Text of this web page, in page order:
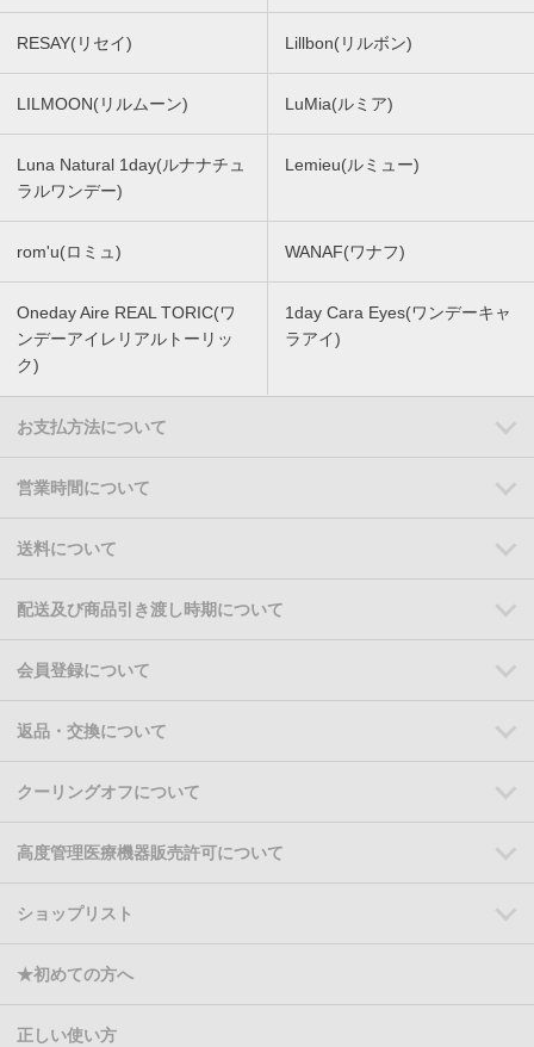
RESAY(リセイ) Lillbon(リルボン)
LILMOON(リルムーン) LuMia(ルミア)
Luna Natural 1day(ルナナチュ
ラルワンデー)
Lemieu(ルミュー)
rom'u(ロミュ) WANAF(ワナフ)
Oneday Aire REAL TORIC(ワ
ンデーアイレリアルトーリッ
ク)
1day Cara Eyes(ワンデーキャ
ラアイ)
お支払方法について
営業時間について
送料について
配送及び商品引き渡し時期について
会員登録について
返品・交換について
クーリングオフについて
高度管理医療機器販売許可について
ショップリスト
★初めての方へ
正しい使い方